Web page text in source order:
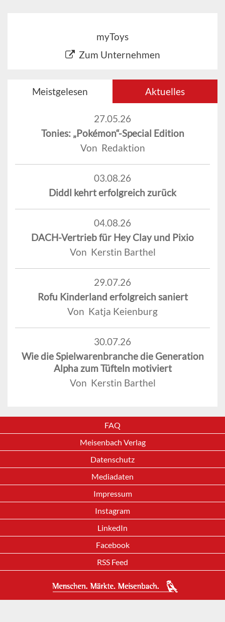
myToys
Zum Unternehmen
Meistgelesen Aktuelles
27.05.26
Tonies: „Pokémon“-Special Edition
Von Redaktion
03.08.26
Diddl kehrt erfolgreich zurück
04.08.26
DACH-Vertrieb für Hey Clay und Pixio
Von Kerstin Barthel
29.07.26
Rofu Kinderland erfolgreich saniert
Von Katja Keienburg
30.07.26
Wie die Spielwarenbranche die Generation
Alpha zum Tüfteln motiviert
Von Kerstin Barthel
FAQ
Meisenbach Verlag
Datenschutz
Mediadaten
Impressum
Instagram
LinkedIn
Facebook
RSS Feed